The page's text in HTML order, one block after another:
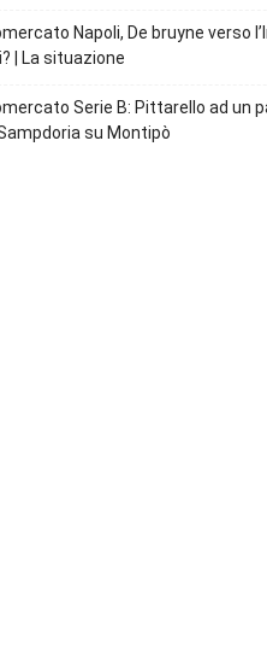
Napoli, De bruyne verso
| La situazione
Serie B: Pittarello ad un
su Montipò